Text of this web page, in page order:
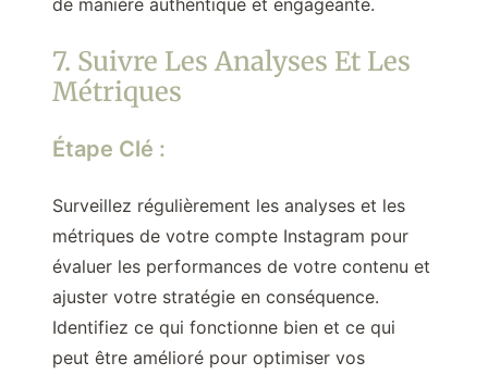
7. Suivre Les Analyses Et Les
Métriques
Étape Clé :
Surveillez régulièrement les analyses et les
métriques de votre compte Instagram pour
évaluer les performances de votre contenu et
ajuster votre stratégie en conséquence.
Identifiez ce qui fonctionne bien et ce qui
peut être amélioré pour optimiser vos